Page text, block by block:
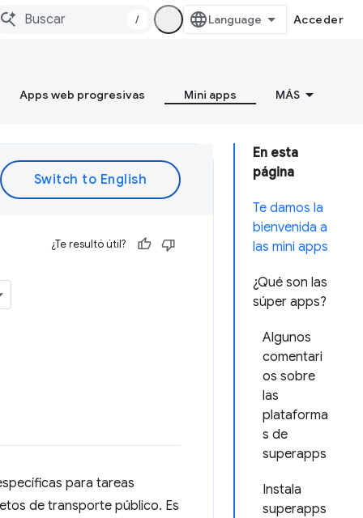
/ Acceder
Apps web progresivas Mini apps MÁS
En esta
página
Te damos la
bienvenida a
las mini apps
¿Qué son las
súper apps?
Algunos
comentari
os sobre
las
plataforma
s de
superapps
Instala
superapps
¿Te resultó útil?
para tareas
de transporte público. Es